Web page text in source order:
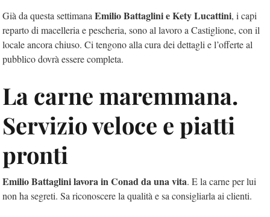
Già da questa settimana Emilio Battaglini e Kety Lucattini, i capi
reparto di macelleria e pescheria, sono al lavoro a Castiglione, con il
locale ancora chiuso. Ci tengono alla cura dei dettagli e l’offerte al
pubblico dovrà essere completa.
La carne maremmana.
Servizio veloce e piatti
pronti
Emilio Battaglini lavora in Conad da una vita. E la carne per lui
non ha segreti. Sa riconoscere la qualità e sa consigliarla ai clienti.